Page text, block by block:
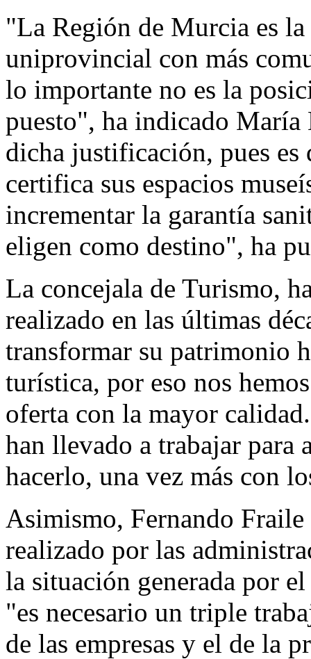
"La Región de Murcia es
uniprovincial con más
lo importante no es la
puesto", ha indicado María
dicha justificación, pues es
certifica sus espacios
incrementar la garantía
eligen como destino", ha
La concejala de Turismo,
realizado en las últimas
transformar su patrimonio
turística, por eso nos
oferta con la mayor
han llevado a trabajar para
hacerlo, una vez más con
Asimismo, Fernando
realizado por las
la situación generada por
"es necesario un triple
de las empresas y el de la